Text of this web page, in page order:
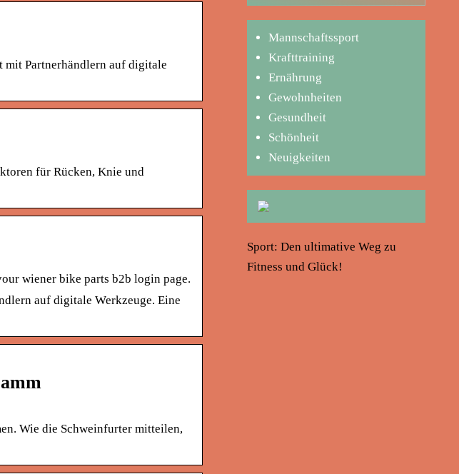
Partnerhändlern auf digitale
für Rücken, Knie und
wiener bike parts b2b login page.
auf digitale Werkzeuge. Eine
Wie die Schweinfurter mitteilen,
Mannschaftssport
Krafttraining
Ernährung
Gewohnheiten
Gesundheit
Schönheit
Neuigkeiten
Sport: Den ultimative Weg zu
Fitness und Glück!